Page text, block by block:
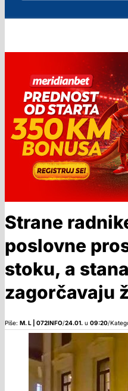
Strane
poslovne
stoku, a
zagorčavaju
Piše: M. L | 072INFO/24.01. u 09:20/